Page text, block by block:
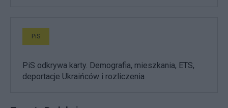
PiS
PiS odkrywa karty. Demografia, mieszkania, ETS,
deportacje Ukraińców i rozliczenia